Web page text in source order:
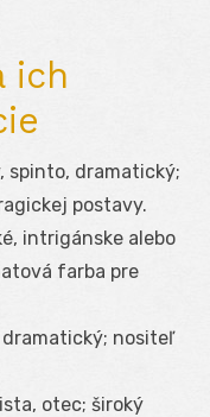
ich
spinto, dramatický;
postavy.
intrigánske alebo
farba pre
dramatický; nositeľ
otec; široký